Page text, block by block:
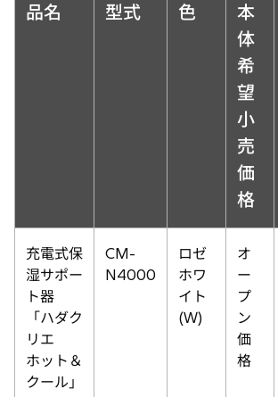
品名 型式 色
本
体
希
望
小
売
価
格
充電式保
湿サポー
ト器
「ハダク
リエ
ホット＆
クール」
CM-
N4000
ロゼ
ホワ
イト
(W)
オ
ー
プ
ン
価
格